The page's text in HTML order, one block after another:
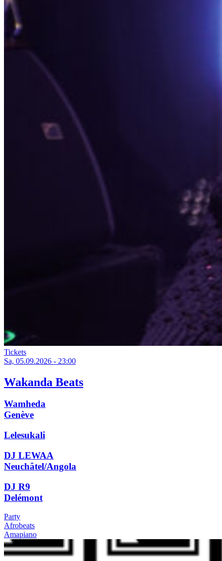
Tickets
Sa, 05.09.2026 - 23:00
Wakanda Beats
Wamheda
Genève
Lelesukali
DJ LEWAA
Neuchâtel/Angola
DJ R9
Delémont
Party
Afrobeats
Amapiano